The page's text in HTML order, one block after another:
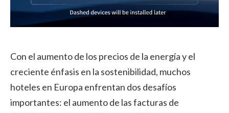
Con el aumento de los precios de la energía y el
creciente énfasis en la sostenibilidad, muchos
hoteles en Europa enfrentan dos desafíos
importantes: el aumento de las facturas de